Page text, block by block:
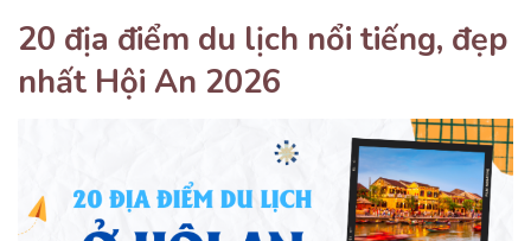
20 địa điểm du lịch nổi tiếng, đẹp
nhất Hội An 2026